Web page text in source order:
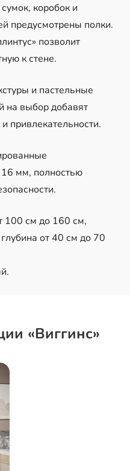
коробок и
предусмотрены полки.
позволит
к стене.
и пастельные
на выбор добавят
привлекательности.
мм, полностью
100 см до 160 см,
от 40 см до 70
«Виггинс»